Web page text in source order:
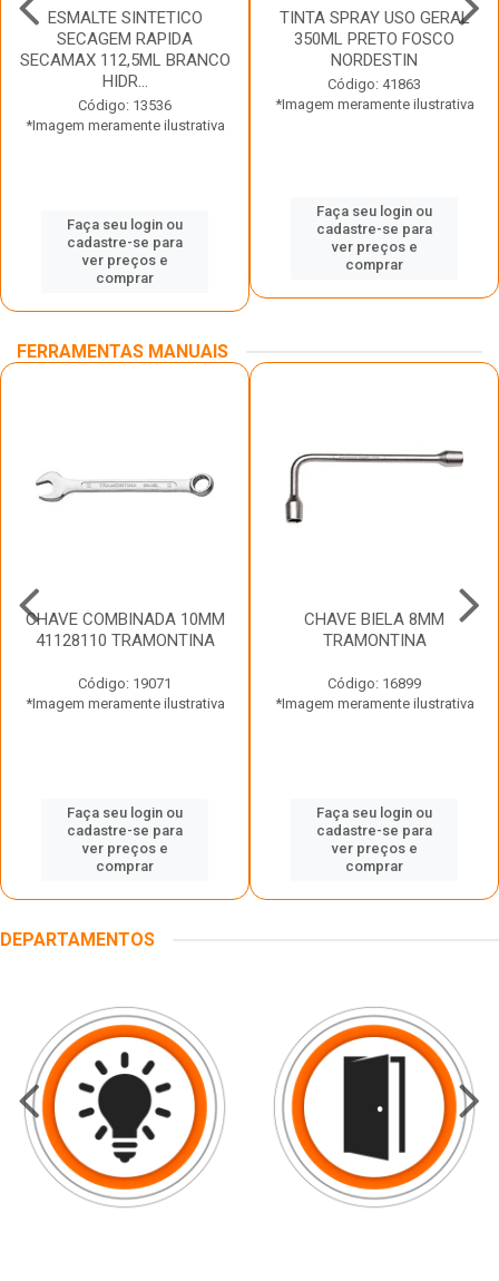
ESMALTE SINTETICO
SECAGEM RAPIDA
SECAMAX 112,5ML BRANCO
HIDR...
Código: 13536
*Imagem meramente ilustrativa
Faça seu login ou
cadastre-se para
ver preços e
comprar
TINTA SPRAY USO GERAL
350ML PRETO FOSCO
NORDESTIN
Código: 41863
*Imagem meramente ilustrativa
Faça seu login ou
cadastre-se para
ver preços e
comprar
FERRAMENTAS MANUAIS
CHAVE COMBINADA 10MM
41128110 TRAMONTINA
Código: 19071
*Imagem meramente ilustrativa
Faça seu login ou
cadastre-se para
ver preços e
comprar
CHAVE BIELA 8MM
TRAMONTINA
Código: 16899
*Imagem meramente ilustrativa
Faça seu login ou
cadastre-se para
ver preços e
comprar
DEPARTAMENTOS